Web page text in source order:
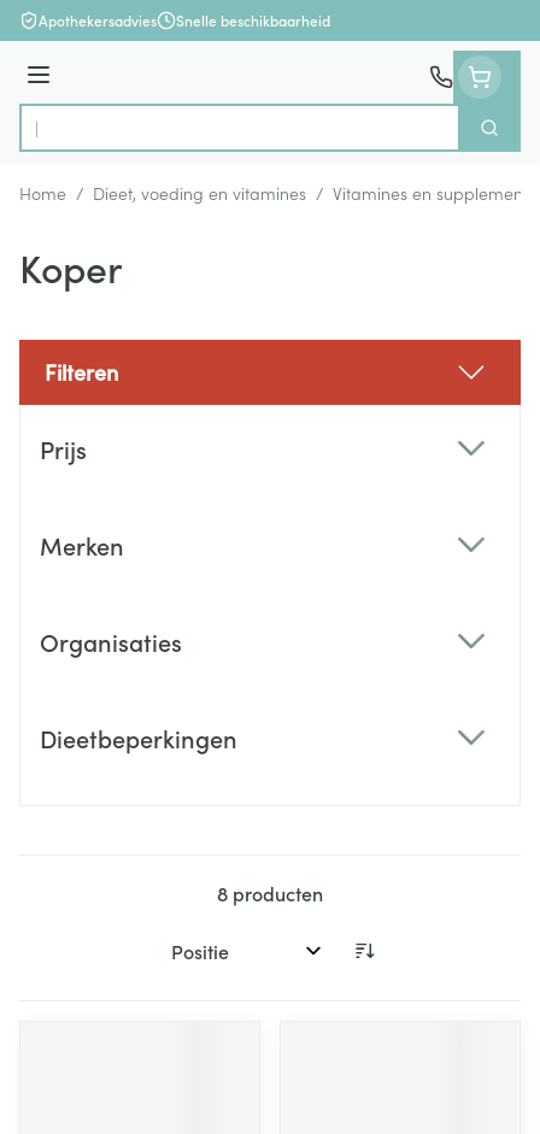
Ga naar de inhoud
Apothekersadvies Snelle beschikbaarheid
Menu
Product, merk, categorie...
Zoek
Home / Dieet, voeding en vitamines / Vitamines en
Koper
Filteren
Prijs
Merken
Organisaties
Dieetbeperkingen
8 producten
Sorteer op: